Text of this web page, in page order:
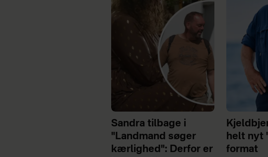
Sandra tilbage i
"Landmand søger
kærlighed": Derfor er
helt nyt
format